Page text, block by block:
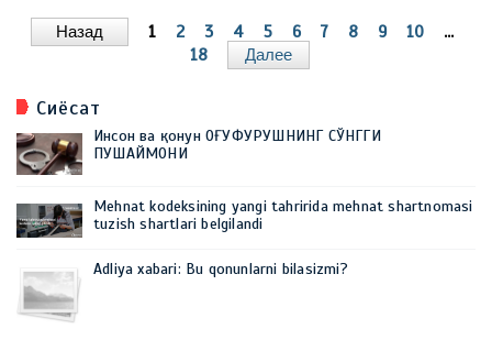
Назад 1 2 3 4 5 6 7 8 9 10
...
18
Далее
Сиёсат
Инсон ва қонун ОҒУФУРУШНИНГ СЎНГГИ
ПУШАЙМОНИ
Mehnat kodeksining yangi tahririda mehnat shartnomasi
tuzish shartlari belgilandi
Adliya xabari: Bu qonunlarni bilasizmi?